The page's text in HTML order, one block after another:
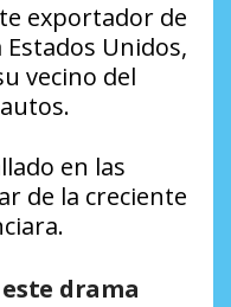
exportador de
Unidos,
vecino del
en las
de la creciente
drama